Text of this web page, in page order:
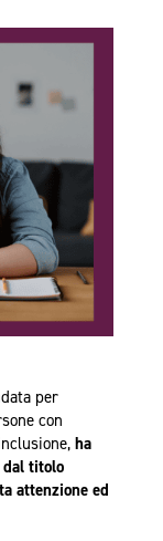
per
con
ha
titolo
attenzione ed